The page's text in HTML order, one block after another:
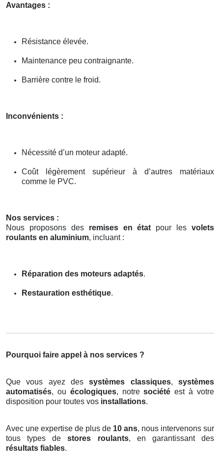
Avantages :
Résistance élevée.
Maintenance peu contraignante.
Barrière contre le froid.
Inconvénients :
Nécessité d’un moteur adapté.
Coût légèrement supérieur à d’autres matériaux
comme le PVC.
Nos services :
Nous proposons des remises en état pour les volets
roulants en aluminium, incluant :
Réparation des moteurs adaptés.
Restauration esthétique.
Pourquoi faire appel à nos services ?
Que vous ayez dessystèmes classiques,systèmes
automatisés, ou écologiques, notresociété est à votre
disposition pour toutes vos installations.
Avec une expertise de plus de 10 ans, nous intervenons sur
tous types destores roulants, en garantissant des
résultats fiables.